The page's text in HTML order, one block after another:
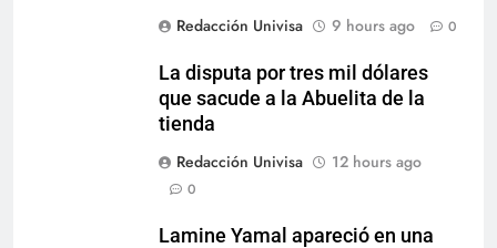
Redacción Univisa
9 hours ago 0
La disputa por tres mil dólares
que sacude a la Abuelita de la
tienda
Redacción Univisa
12 hours ago
0
Lamine Yamal apareció en una